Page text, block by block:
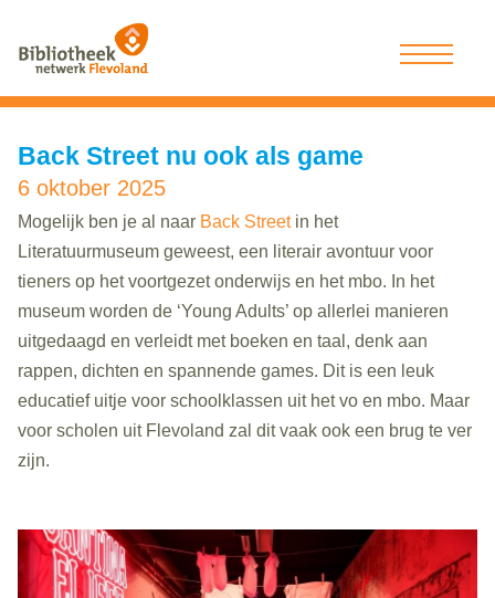
Back Street nu ook als game
6 oktober 2025
Mogelijk ben je al naar Back Streetin het
Literatuurmuseum geweest, een literair avontuur voor
tieners op het voortgezet onderwijs en het mbo. In het
museum worden de ‘Young Adults’ op allerlei manieren
uitgedaagd en verleidt met boeken en taal, denk aan
rappen, dichten en spannende games. Dit is een leuk
educatief uitje voor schoolklassen uit het vo en mbo. Maar
voor scholen uit Flevoland zal dit vaak ook een brug te ver
zijn.